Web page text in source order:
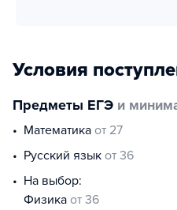
Условия
Предметы ЕГЭ и
математика от 27
русский язык от 36
На выбор:
физика от 36